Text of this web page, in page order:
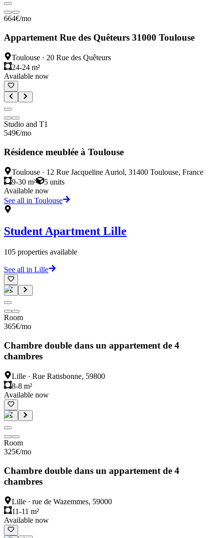
664€/mo
Appartement Rue des Quêteurs 31000 Toulouse
Toulouse · 20 Rue des Quêteurs
24-24 m²
Available now
Studio and T1
549€/mo
Résidence meublée à Toulouse
Toulouse · 12 Rue Jacqueline Auriol, 31400 Toulouse, France
9-30 m²
5 units
Available now
See all in Toulouse
Student Apartment Lille
105 properties available
See all in Lille
Room
365€/mo
Chambre double dans un appartement de 4
chambres
Lille · Rue Ratisbonne, 59800
8-8 m²
Available now
Room
325€/mo
Chambre double dans un appartement de 4
chambres
Lille · rue de Wazemmes, 59000
11-11 m²
Available now